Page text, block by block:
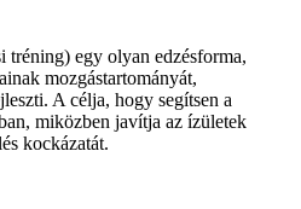
egy olyan edzésforma,
mozgástartományát,
A célja, hogy segítsen a
miközben javítja az ízületek
kockázatát.